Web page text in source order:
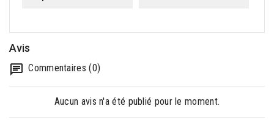
Avis
Commentaires (0)
Aucun avis n'a été publié pour le moment.